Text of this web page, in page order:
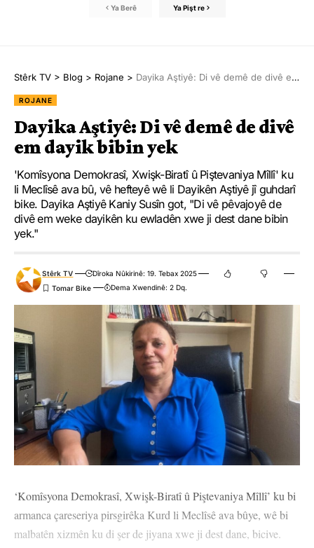
Ya Berê Ya Pişt re
Stêrk TV > Blog > Rojane > Dayika Aştiyê: Di vê demê de divê em dayik bibin yek
ROJANE
Dayika Aştiyê: Di vê demê de divê
em dayik bibin yek
'Komîsyona Demokrasî, Xwişk-Biratî û Piştevaniya Mîllî' ku
li Meclîsê ava bû, vê hefteyê wê li Dayikên Aştiyê jî guhdarî
bike. Dayika Aştiyê Kaniy Susîn got, "Di vê pêvajoyê de
divê em weke dayikên ku ewladên xwe ji dest dane bibin
yek."
Stêrk TV
Dîroka Nûkirinê: 19. Tebax 2025
Dema Xwendinê: 2 Dq.
‘Komîsyona Demokrasî, Xwişk-Biratî û Piştevaniya Mîllî’ ku bi
armanca çareseriya pirsgirêka Kurd li Meclîsê ava bûye, wê bi
malbatên xizmên ku di şer de jiyana xwe ji dest dane, bicive.